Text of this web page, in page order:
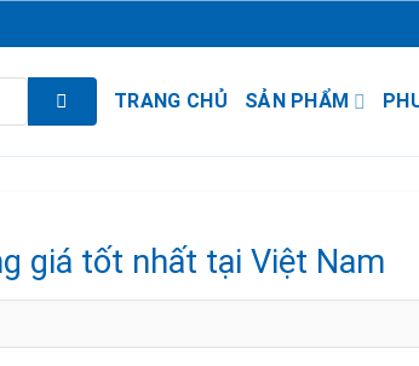
TRANG CHỦ SẢN PHẨM
giá tốt nhất tại Việt Nam